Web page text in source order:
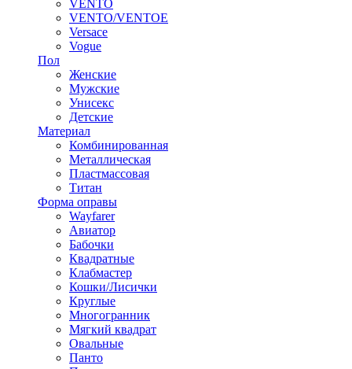
VENTO
VENTO/VENTOE
Versace
Vogue
Пол
Женские
Мужские
Унисекс
Детские
Материал
Комбинированная
Металлическая
Пластмассовая
Титан
Форма оправы
Wayfarer
Авиатор
Бабочки
Квадратные
Клабмастер
Кошки/Лисички
Круглые
Многогранник
Мягкий квадрат
Овальные
Панто